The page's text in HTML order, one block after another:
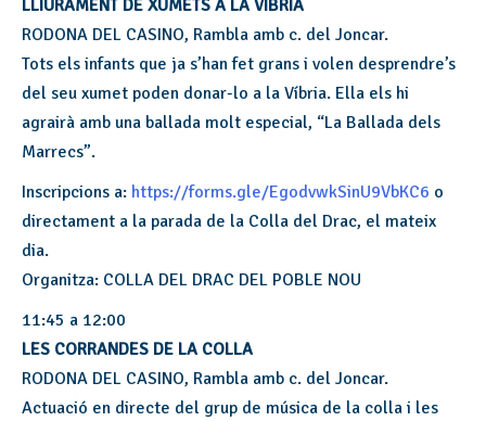
LLIURAMENT DE XUMETS A LA VÍBRIA
RODONA DEL CASINO, Rambla amb c. del Joncar.
Tots els infants que ja s’han fet grans i volen desprendre’s
del seu xumet poden donar-lo a la Víbria. Ella els hi
agrairà amb una ballada molt especial, “La Ballada dels
Marrecs”.
Inscripcions a: https://forms.gle/EgodvwkSinU9VbKC6 o
directament a la parada de la Colla del Drac, el mateix
dia.
Organitza: COLLA DEL DRAC DEL POBLE NOU
11:45 a 12:00
LES CORRANDES DE LA COLLA
RODONA DEL CASINO, Rambla amb c. del Joncar.
Actuació en directe del grup de música de la colla i les